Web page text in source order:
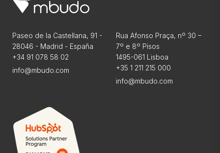
Paseo de la Castellana, 91 -
28046 - Madrid - España
+34 91 078 58 02
info@mbudo.com
Rua Afonso Praça, nº 30 –
7º e 8º Pisos
1495-061 Lisboa
+35 1 211 215 000
info@mbudo.com